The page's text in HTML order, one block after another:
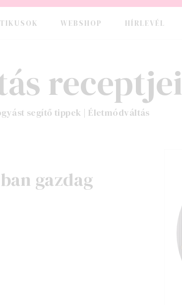
WEBSHOP HÍRLEVÉL
receptjei
segítő tippek | Életmódváltás
gazdag